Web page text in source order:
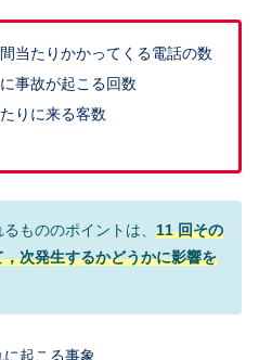
当たりかかってくる電話の数
事故が起こる回数
りに来る客数
もののポイントは、 11回その
次発生するかどうかに影響を
起こる事象